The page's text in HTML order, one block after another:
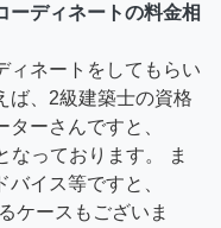
ーディネートの料金相
ィネートをしてもらい
ば、2級建築士の資格
ーさんですと、
なっております。 ま
イス等ですと、
ケースもございま